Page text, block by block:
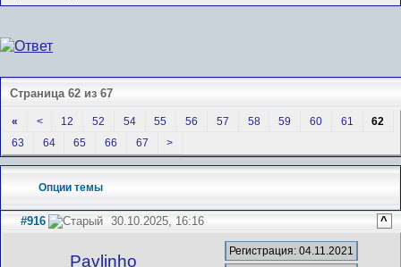
Страница 62 из 67
« < 12 52 54 55 56 57 58 59 60 61
62
63
64 65 66 67 >
Опции темы
#916 30.10.2025, 16:16 ^
Pavlinho
Регистрация: 04.11.2021